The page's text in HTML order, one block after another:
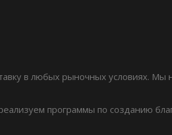
в любых рыночных условиях. Мы
программы по созданию